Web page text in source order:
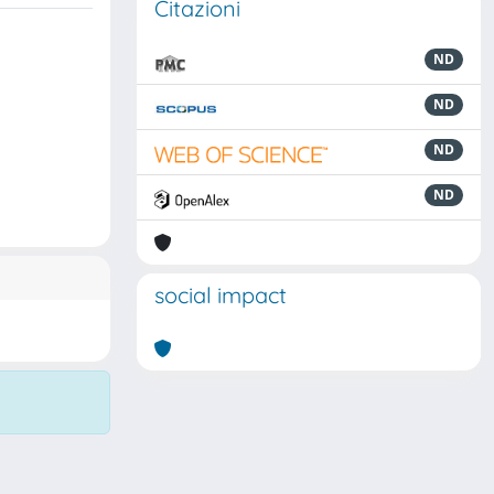
Citazioni
ND
ND
ND
ND
social impact